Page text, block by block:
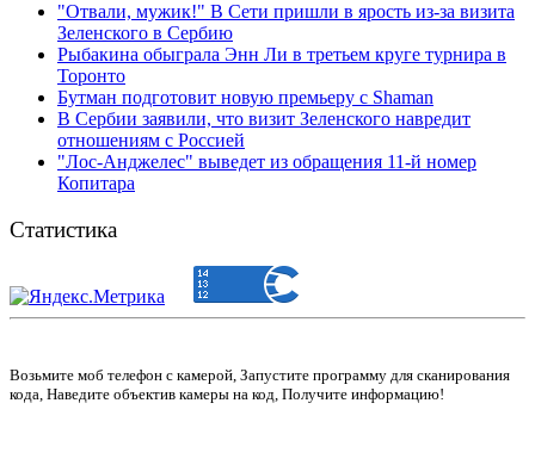
"Отвали, мужик!" В Сети пришли в ярость из-за визита
Зеленского в Сербию
Рыбакина обыграла Энн Ли в третьем круге турнира в
Торонто
Бутман подготовит новую премьеру с Shaman
В Сербии заявили, что визит Зеленского навредит
отношениям с Россией
"Лос-Анджелес" выведет из обращения 11-й номер
Копитара
Статистика
Возьмите моб телефон с камерой, Запустите программу для сканирования
кода, Наведите объектив камеры на код, Получите информацию!